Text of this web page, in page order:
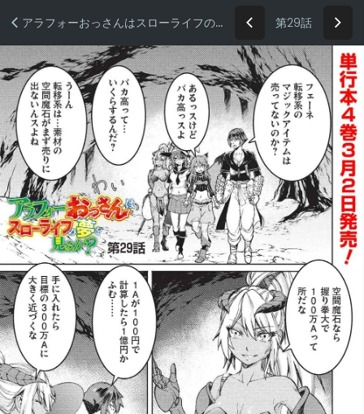
アラフォーおっさんはスローライフの夢を見るか 第29話